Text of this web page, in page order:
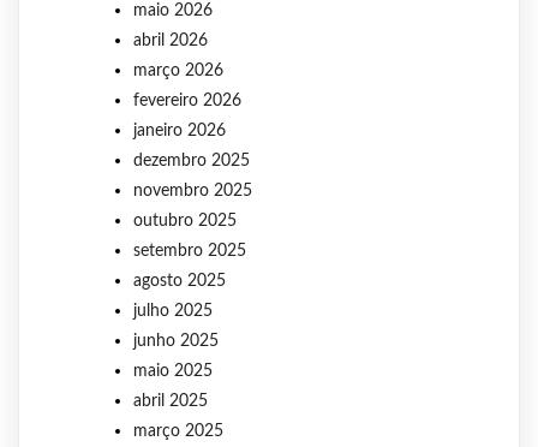
maio 2026
abril 2026
março 2026
fevereiro 2026
janeiro 2026
dezembro 2025
novembro 2025
outubro 2025
setembro 2025
agosto 2025
julho 2025
junho 2025
maio 2025
abril 2025
março 2025